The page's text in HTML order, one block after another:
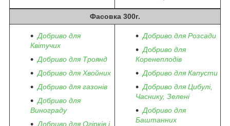
Фасовка 300г.
Добриво для
Квітучих
Добриво для Троянд
Добриво для Хвойних
Добриво для газонів
Добриво для
Винограду
Добриво для Огірків і
Добриво для Розсади
Добриво для
Коренеплодів
Добриво для Капусти
Добриво для Цибулі,
Часнику, Зелені
Добриво для
Баштанних